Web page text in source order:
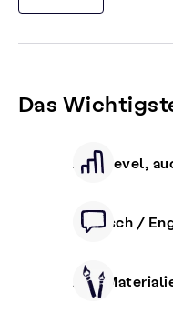
Das
Alle Level,
Deutsch /
Alle